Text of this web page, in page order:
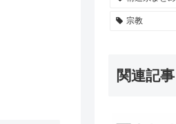
宗教
関連記事